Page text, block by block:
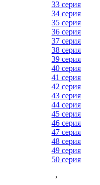
33 серия
34 серия
35 серия
36 серия
37 серия
38 серия
39 серия
40 серия
41 серия
42 серия
43 серия
44 серия
45 серия
46 серия
47 серия
48 серия
49 серия
50 серия
›